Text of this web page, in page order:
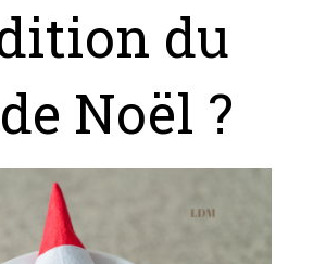
du
Noël ?